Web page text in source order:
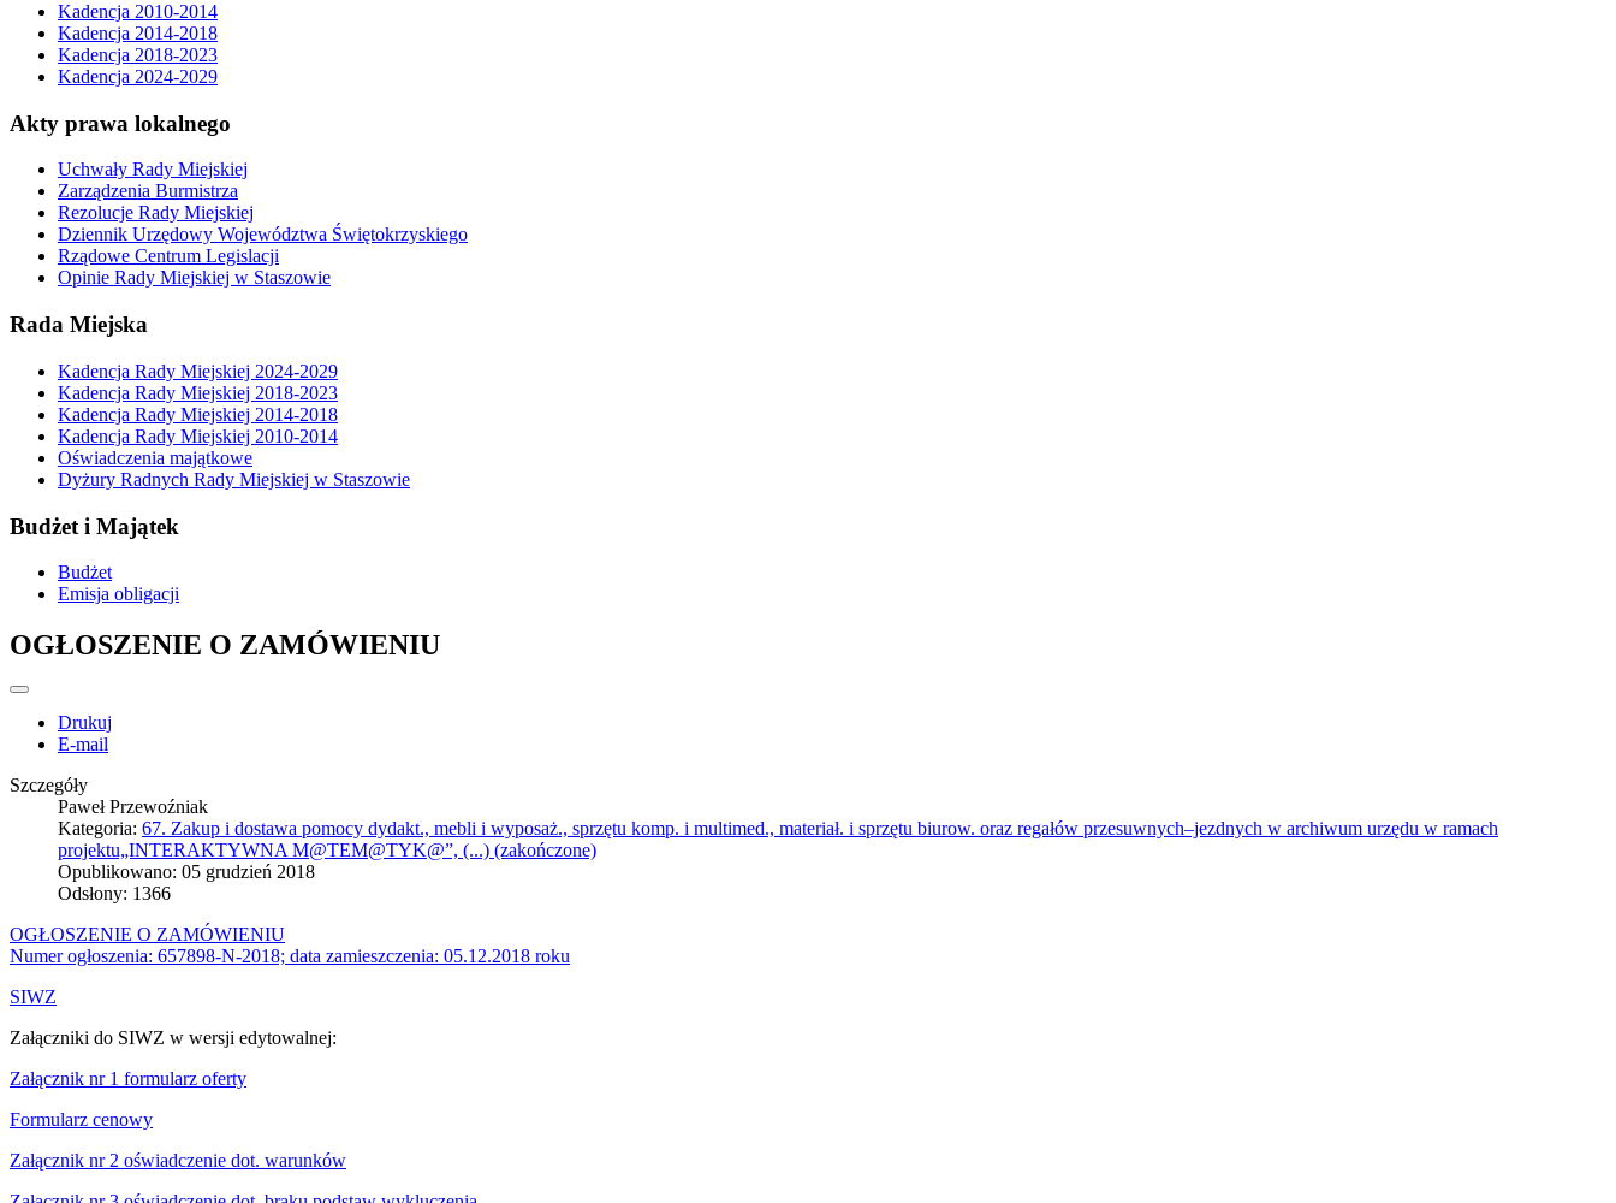
Kadencja 2010-2014
Kadencja 2014-2018
Kadencja 2018-2023
Kadencja 2024-2029
Akty prawa lokalnego
Uchwały Rady Miejskiej
Zarządzenia Burmistrza
Rezolucje Rady Miejskiej
Dziennik Urzędowy Województwa Świętokrzyskiego
Rządowe Centrum Legislacji
Opinie Rady Miejskiej w Staszowie
Rada Miejska
Kadencja Rady Miejskiej 2024-2029
Kadencja Rady Miejskiej 2018-2023
Kadencja Rady Miejskiej 2014-2018
Kadencja Rady Miejskiej 2010-2014
Oświadczenia majątkowe
Dyżury Radnych Rady Miejskiej w Staszowie
Budżet i Majątek
Budżet
Emisja obligacji
OGŁOSZENIE O ZAMÓWIENIU
Drukuj
E-mail
Szczegóły
Paweł Przewoźniak
Kategoria: 67. Zakup i dostawa pomocy dydakt., mebli i wyposaż., sprzętu komp. i multimed., materiał. i sprzętu biurow. oraz regałów przesuwnych–jezdnych w archiwum urzędu w ramach
projektu„INTERAKTYWNA M@TEM@TYK@”, (...) (zakończone)
Opublikowano: 05 grudzień 2018
Odsłony: 1366
OGŁOSZENIE O ZAMÓWIENIU
Numer ogłoszenia: 657898-N-2018; data zamieszczenia: 05.12.2018 roku
SIWZ
Załączniki do SIWZ w wersji edytowalnej:
Załącznik nr 1 formularz oferty
Formularz cenowy
Załącznik nr 2 oświadczenie dot. warunków